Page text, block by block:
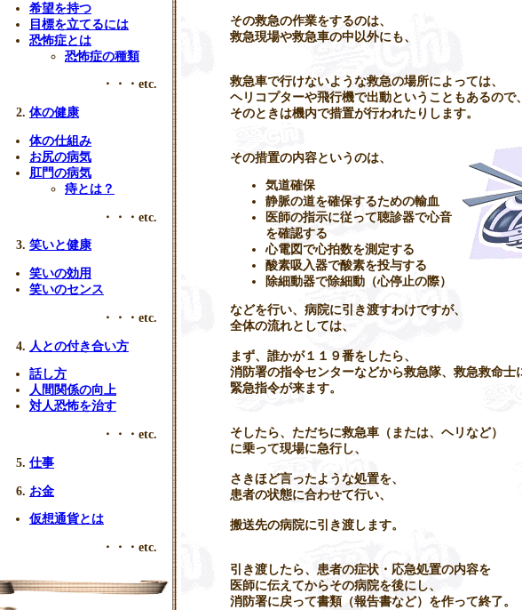
その救急の作業をするのは、
救急現場や救急車の中以外にも、
救急車で行けないような救急の場所によっては、
ヘリコプターや飛行機で出動ということもあるので
そのときは機内で措置が行われたりします。
その措置の内容というのは、
気道確保
静脈の道を確保するための輸血
医師の指示に従って聴診器で心音
を確認する
心電図で心拍数を測定する
酸素吸入器で酸素を投与する
除細動器で除細動（心停止の際）
などを行い、病院に引き渡すわけですが、
全体の流れとしては、
まず、誰かが１１９番をしたら、
消防署の指令センターなどから救急隊、救急救命士
緊急指令が来ます。
そしたら、ただちに救急車（または、ヘリなど）
に乗って現場に急行し、
さきほど言ったような処置を、
患者の状態に合わせて行い、
搬送先の病院に引き渡します。
引き渡したら、患者の症状・応急処置の内容を
医師に伝えてからその病院を後にし、
消防署に戻って書類（報告書など）を作って終了。
希望を持つ
目標を立てるには
恐怖症とは
恐怖症の種類
・・・etc.
体の健康
体の仕組み
お尻の病気
肛門の病気
痔とは？
・・・etc.
笑いと健康
笑いの効用
笑いのセンス
・・・etc.
人との付き合い方
話し方
人間関係の向上
対人恐怖を治す
・・・etc.
仕事
お金
仮想通貨とは
・・・etc.